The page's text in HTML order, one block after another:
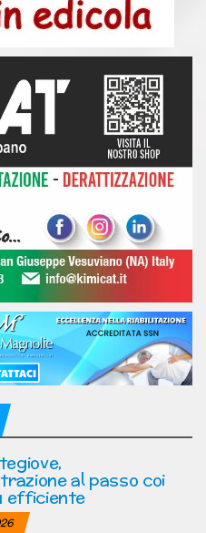
al passo coi
efficiente